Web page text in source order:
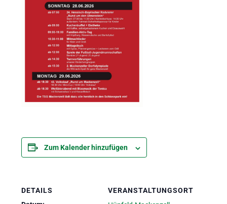
Zum Kalender hinzufügen
DETAILS
VERANSTALTUNGSORT